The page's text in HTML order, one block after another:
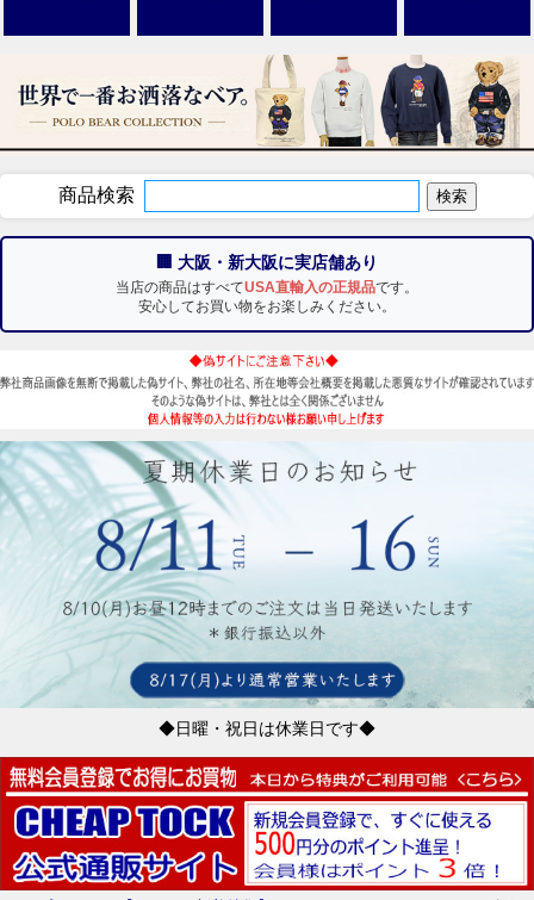
商品検索
🏢 大阪・新大阪に実店舗あり
当店の商品はすべてUSA直輸入の正規品です。
安心してお買い物をお楽しみください。
◆日曜・祝日は休業日です◆